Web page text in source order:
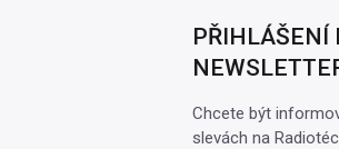
PŘIHLÁŠENÍ
Chcete být
slevách na